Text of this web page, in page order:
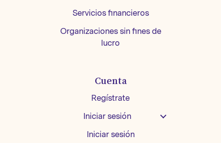
Servicios financieros
Organizaciones sin fines de
lucro
Cuenta
Regístrate
Iniciar sesión
Iniciar sesión